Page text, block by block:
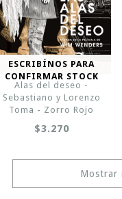
ESCRIBÍNOS PARA
CONFIRMAR STOCK
Alas del deseo -
Sebastiano y Lorenzo
Toma - Zorro Rojo
$3.270
Mostrar